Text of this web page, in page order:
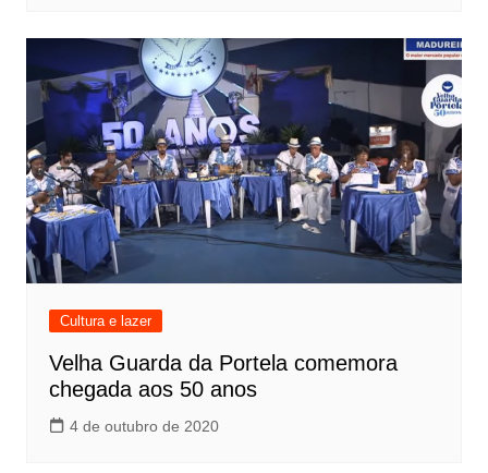
Cultura e lazer
Velha Guarda da Portela comemora
chegada aos 50 anos
4 de outubro de 2020